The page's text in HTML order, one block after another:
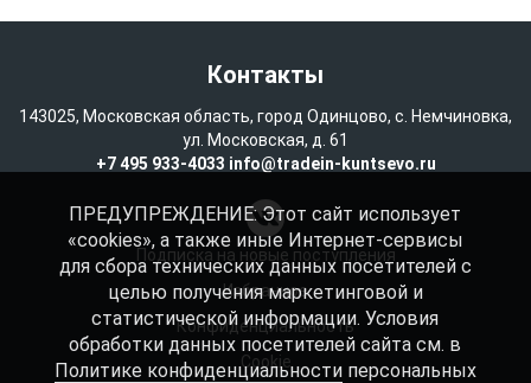
Контакты
143025, Московская область, город Одинцово, с. Немчиновка,
ул. Московская, д. 61
+7 495 933-4033 info@tradein-kuntsevo.ru
Подписка на новые поступления
Избранное
Конфиденциальность
Cookie
ПРЕДУПРЕЖДЕНИЕ: Этот сайт использует
«cookies», а также иные Интернет-сервисы
для сбора технических данных посетителей с
целью получения маркетинговой и
статистической информации. Условия
обработки данных посетителей сайта см. в
Политике конфиденциальностиперсональных